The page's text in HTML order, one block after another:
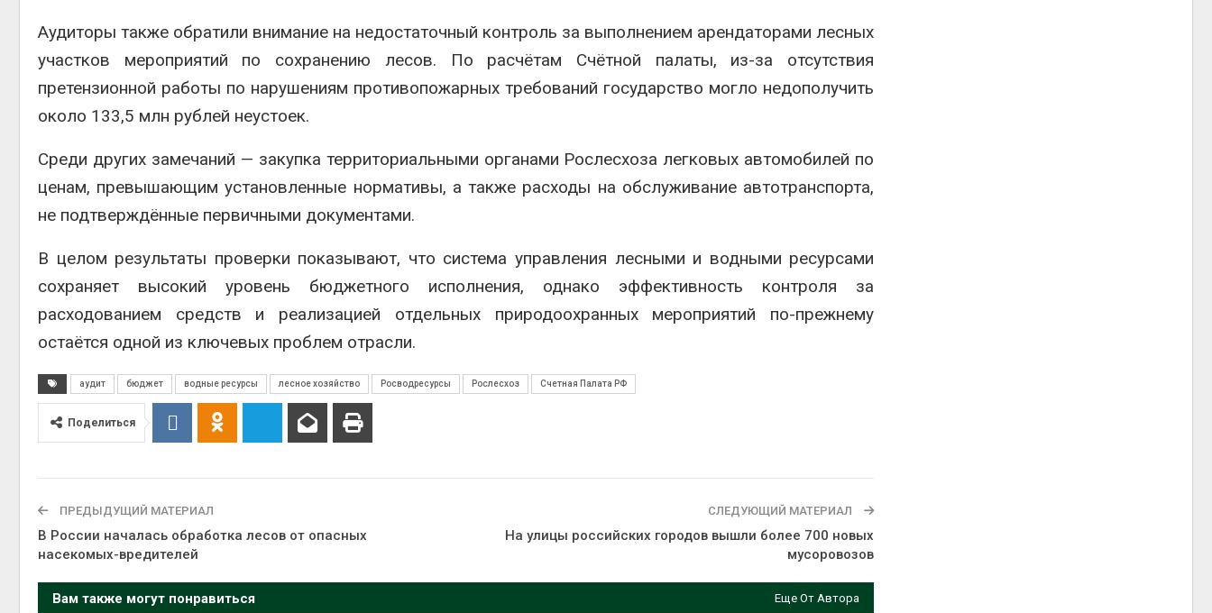
Аудиторы также обратили внимание на недостаточный контроль за выполнением арендаторами лесных
участков мероприятий по сохранению лесов. По расчётам Счётной палаты, из-за отсутствия
претензионной работы по нарушениям противопожарных требований государство могло недополучить
около 133,5 млн рублей неустоек.
Среди других замечаний — закупка территориальными органами Рослесхоза легковых автомобилей по
ценам, превышающим установленные нормативы, а также расходы на обслуживание автотранспорта,
не подтверждённые первичными документами.
В целом результаты проверки показывают, что система управления лесными и водными ресурсами
сохраняет высокий уровень бюджетного исполнения, однако эффективность контроля за
расходованием средств и реализацией отдельных природоохранных мероприятий по-прежнему
остаётся одной из ключевых проблем отрасли.
аудит бюджет водные ресурсы лесное хозяйство Росводресурсы Рослесхоз Счетная Палата РФ
Поделиться
ПРЕДЫДУЩИЙ МАТЕРИАЛ
В России началась обработка лесов от опасных
насекомых-вредителей
СЛЕДУЮЩИЙ МАТЕРИАЛ
На улицы российских городов вышли более 700 новых
мусоровозов
Вам также могут понравиться Еще От Автора